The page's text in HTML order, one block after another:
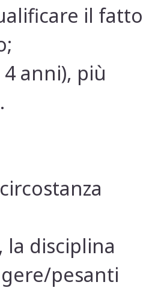
il fatto
anni), più
, la disciplina
pesanti